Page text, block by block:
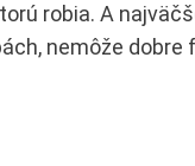
robia. A
nemôže